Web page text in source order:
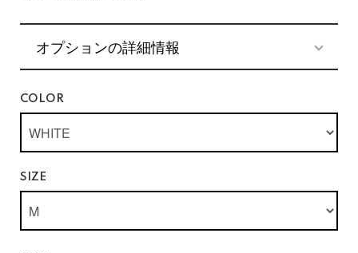
オプションの詳細情報
COLOR
SIZE